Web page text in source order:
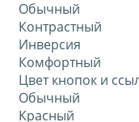
Обычный
Контрастный
Инверсия
Комфортный
Цвет кнопок и
Обычный
Красный